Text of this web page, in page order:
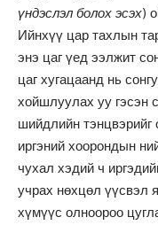
үндэслэл болох эсэх)
Ийнхүү цар тахлын
энэ цаг үед ээлжит
цаг хугацаанд нь
хойшлуулах уу гэсэн
шийдлийн тэнцвэрийг
иргэний хоорондын
чухал хэдий ч
учрах нөхцөл үүсвэл
хүмүүс олноороо